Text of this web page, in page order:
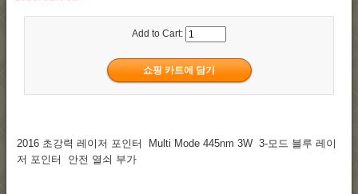
Add to Cart:
2016 초강력 레이저 포인터 Multi Mode 445nm 3W 3-모드 블루 레이
저 포인터 안전 열쇠 부가